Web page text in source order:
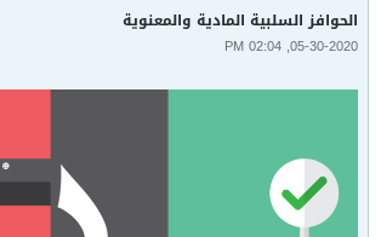
الحوافز السلبية المادية والمعنوية
05-30-2020, 02:04 PM